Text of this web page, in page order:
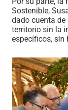
Sostenible,
dado cuenta de
territorio sin la
específicos, sin